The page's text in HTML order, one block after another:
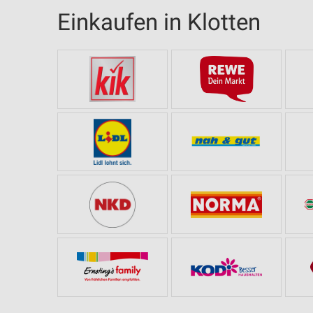
Einkaufen in Klotten